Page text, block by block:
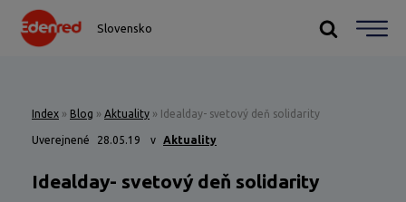
Slovensko
Index » Blog » Aktuality » Idealday- svetový deň solidarity
Uverejnené 28.05.19 v Aktuality
Idealday- svetový deň solidarity